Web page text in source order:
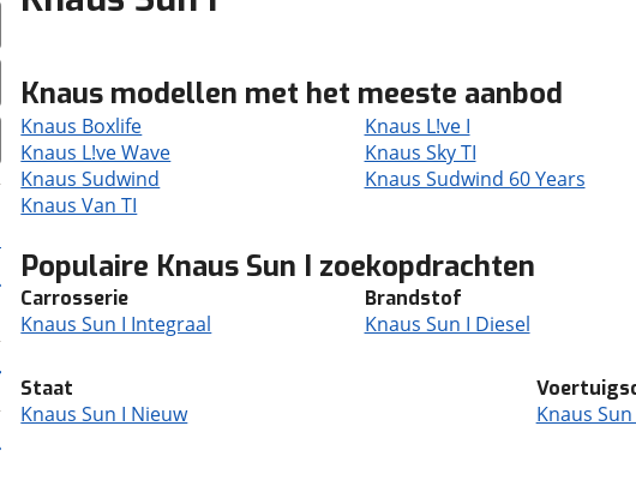
Knaus modellen met het meeste aanbod
Knaus Boxlife Knaus L!ve I
Knaus L!ve Wave
Knaus Sky TI
Knaus Sudwind
Knaus Sudwind 60 Years
Knaus Van TI
Populaire Knaus Sun I zoekopdrachten
Carrosserie
Knaus Sun I Integraal
Brandstof
Knaus Sun I Diesel
Staat
Knaus Sun I Nieuw Knaus